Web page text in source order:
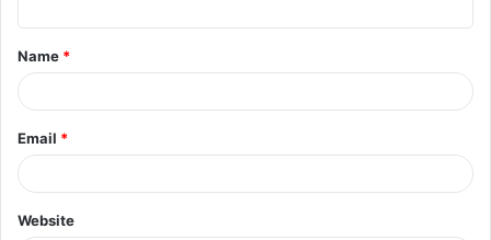
t
*
Name *
Email *
Website